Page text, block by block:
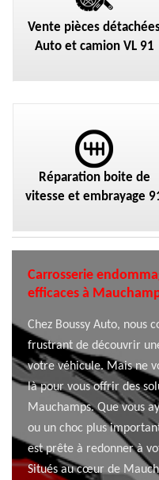
Vente pièces
Auto et camion VL 91
Réparation boite de
vitesse et embrayage
Carrosserie
efficaces à
Chez Boussy Auto, nous
frustrant de découvrir
votre véhicule. Mais ne
là pour vous offrir des
Mauchamps. Que vous
ou un choc plus
est prête à redonner à
Situés au cœur de